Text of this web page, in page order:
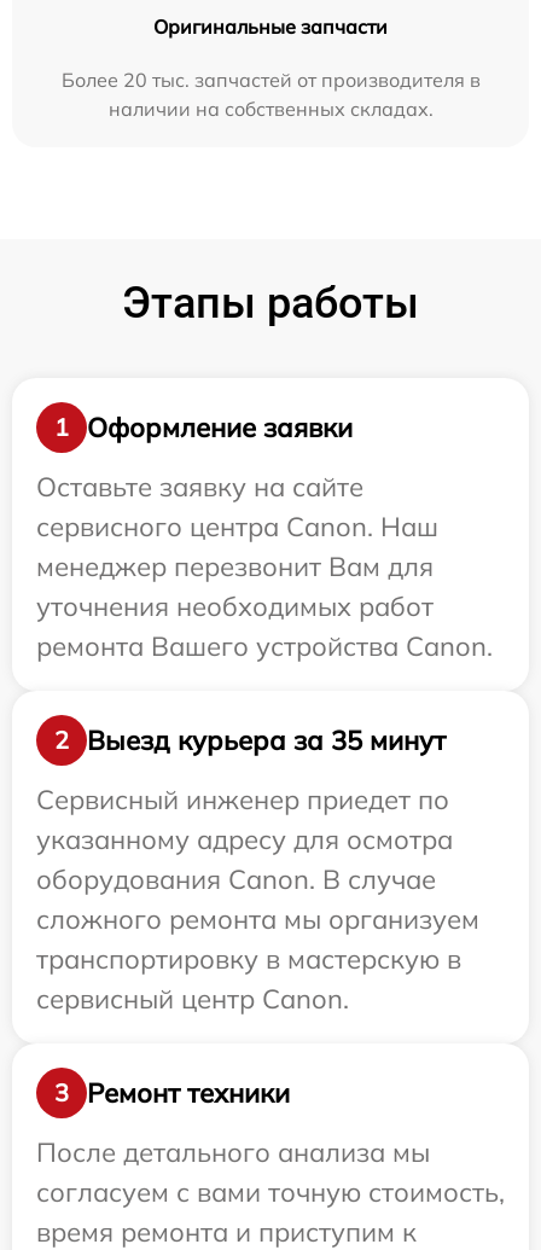
Оригинальные запчасти
Более 20 тыс. запчастей от производителя в
наличии на собственных складах.
Этапы работы
1
Оформление заявки
Оставьте заявку на сайте
сервисного центра Canon. Наш
менеджер перезвонит Вам для
уточнения необходимых работ
ремонта Вашего устройства Canon.
2
Выезд курьера за 35 минут
Сервисный инженер приедет по
указанному адресу для осмотра
оборудования Canon. В случае
сложного ремонта мы организуем
транспортировку в мастерскую в
сервисный центр Canon.
3
Ремонт техники
После детального анализа мы
согласуем с вами точную стоимость,
время ремонта и приступим к